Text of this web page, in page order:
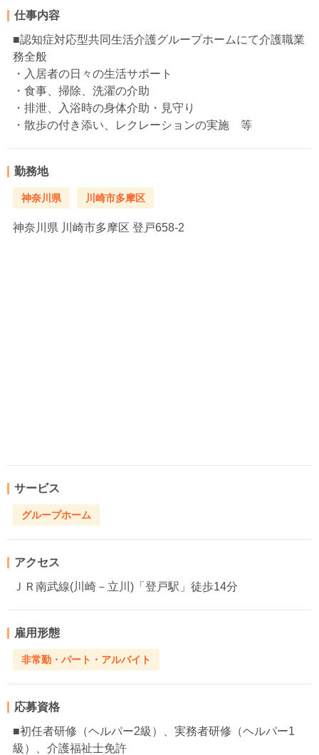
仕事内容
■認知症対応型共同生活介護グループホームにて介護職業
務全般
・入居者の日々の生活サポート
・食事、掃除、洗濯の介助
・排泄、入浴時の身体介助・見守り
・散歩の付き添い、レクレーションの実施 等
勤務地
神奈川県 川崎市多摩区
神奈川県 川崎市多摩区 登戸658-2
サービス
グループホーム
アクセス
ＪＲ南武線(川崎－立川)「登戸駅」徒歩14分
雇用形態
非常勤・パート・アルバイト
応募資格
■初任者研修（ヘルパー2級）、実務者研修（ヘルパー1
級）、介護福祉士免許